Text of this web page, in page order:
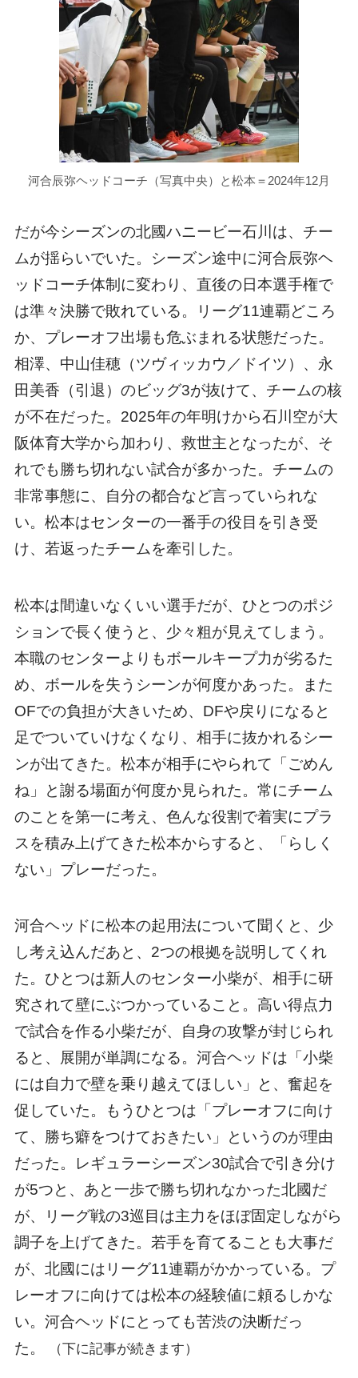
河合辰弥ヘッドコーチ（写真中央）と松本＝2024年12月
だが今シーズンの北國ハニービー石川は、チー
ムが揺らいでいた。シーズン途中に河合辰弥ヘ
ッドコーチ体制に変わり、直後の日本選手権で
は準々決勝で敗れている。リーグ11連覇どころ
か、プレーオフ出場も危ぶまれる状態だった。
相澤、中山佳穂（ツヴィッカウ／ドイツ）、永
田美香（引退）のビッグ3が抜けて、チームの核
が不在だった。2025年の年明けから石川空が大
阪体育大学から加わり、救世主となったが、そ
れでも勝ち切れない試合が多かった。チームの
非常事態に、自分の都合など言っていられな
い。松本はセンターの一番手の役目を引き受
け、若返ったチームを牽引した。
松本は間違いなくいい選手だが、ひとつのポジ
ションで長く使うと、少々粗が見えてしまう。
本職のセンターよりもボールキープ力が劣るた
め、ボールを失うシーンが何度かあった。また
OFでの負担が大きいため、DFや戻りになると
足でついていけなくなり、相手に抜かれるシー
ンが出てきた。松本が相手にやられて「ごめん
ね」と謝る場面が何度か見られた。常にチーム
のことを第一に考え、色んな役割で着実にプラ
スを積み上げてきた松本からすると、「らしく
ない」プレーだった。
河合ヘッドに松本の起用法について聞くと、少
し考え込んだあと、2つの根拠を説明してくれ
た。ひとつは新人のセンター小柴が、相手に研
究されて壁にぶつかっていること。高い得点力
で試合を作る小柴だが、自身の攻撃が封じられ
ると、展開が単調になる。河合ヘッドは「小柴
には自力で壁を乗り越えてほしい」と、奮起を
促していた。もうひとつは「プレーオフに向け
て、勝ち癖をつけておきたい」というのが理由
だった。レギュラーシーズン30試合で引き分け
が5つと、あと一歩で勝ち切れなかった北國だ
が、リーグ戦の3巡目は主力をほぼ固定しながら
調子を上げてきた。若手を育てることも大事だ
が、北國にはリーグ11連覇がかかっている。プ
レーオフに向けては松本の経験値に頼るしかな
い。河合ヘッドにとっても苦渋の決断だっ
た。
（下に記事が続きます）